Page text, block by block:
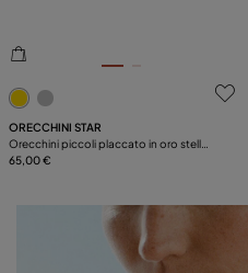
3,5 su 5 valutazioni dei clienti
ORECCHINI STAR
Orecchini piccoli placcato in oro stelle
marine
65,00 €